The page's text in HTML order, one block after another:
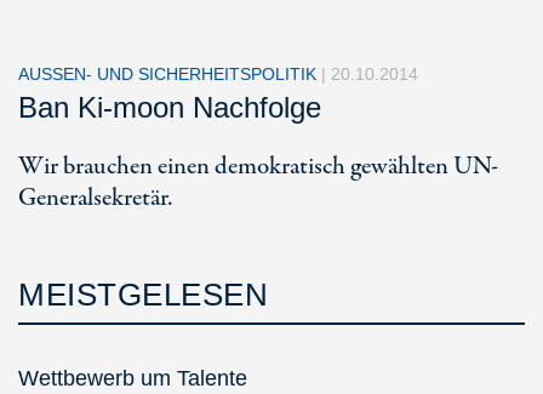
AUSSEN- UND SICHERHEITSPOLITIK | 20.10.2014
Ban Ki-moon Nachfolge
Wir brauchen einen demokratisch gewählten UN-
Generalsekretär.
MEISTGELESEN
Wettbewerb um Talente